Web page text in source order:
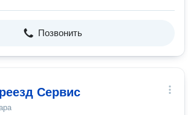
Позвонить
Сервис